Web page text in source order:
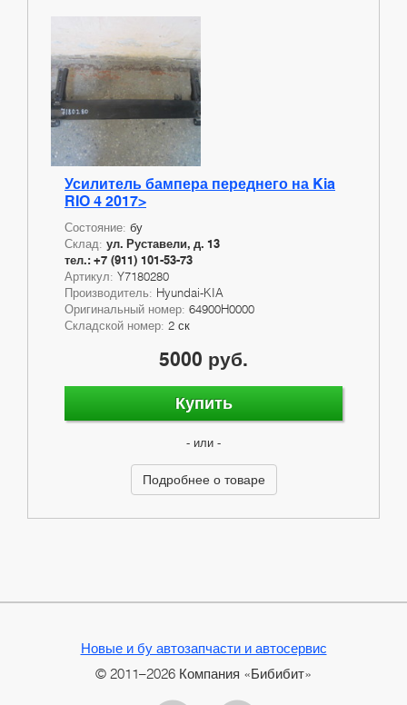
Усилитель бампера переднего на Kia
RIO 4 2017>
Состояние: бу
Склад: ул. Руставели, д. 13
тел.: +7 (911) 101-53-73
Артикул: Y7180280
Производитель: Hyundai-KIA
Оригинальный номер: 64900H0000
Складской номер: 2 ск
5000 руб.
Купить
- или -
Подробнее о товаре
Новые и бу автозапчасти и автосервис
© 2011–2026 Компания «Бибибит»